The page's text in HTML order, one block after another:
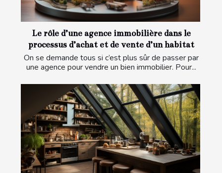
Le rôle d’une agence immobilière dans le
processus d’achat et de vente d’un habitat
On se demande tous si c’est plus sûr de passer par
une agence pour vendre un bien immobilier. Pour...